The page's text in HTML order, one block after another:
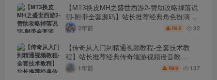
【MT3换皮MH之盛世西游2-赞助攻略掉落说
明-附带全套源码】站长推荐经典角色扮演类
Q萌卡通剧情任务回合手游-2024年7月20日
最新打包Linux服务端源码视频架设教程-多功
能GM网页后台工具-安卓苹果ios双端版本！
2年前 R9.9 92
【传奇从入门到精通视频教程-全套技术教
程】站长推荐经典传奇端游视频语音教
程-2024年7月20日最新打包整理-0从基础新
手到精通-传奇全套技术教学！
1年前 R9.9 137